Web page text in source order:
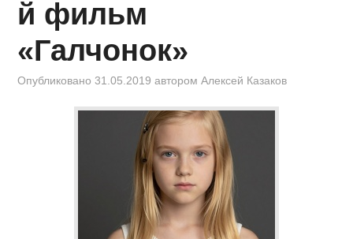
й фильм
«Галчонок»
Опубликовано31.05.2019 авторомАлексей Казаков